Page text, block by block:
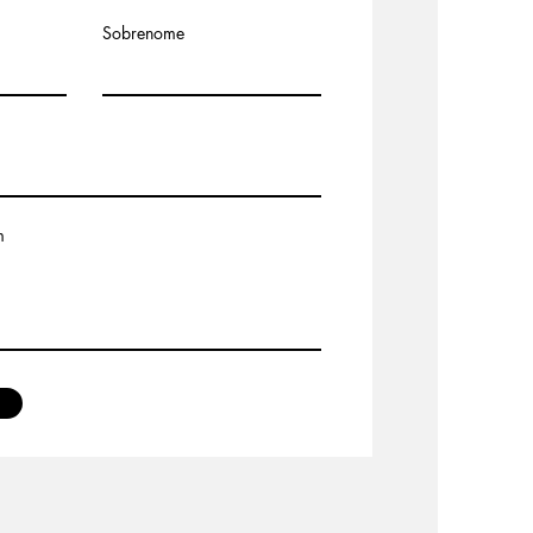
Sobrenome